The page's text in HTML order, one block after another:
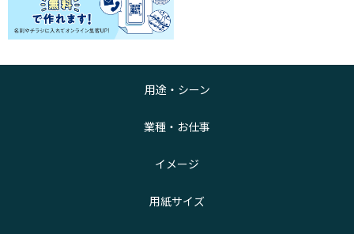
用途・シーン
業種・お仕事
イメージ
用紙サイズ